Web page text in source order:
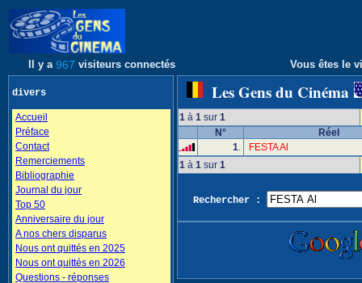
Il y a 967 visiteurs connectés Vous êtes le
divers
Accueil
Préface
Contact
Remerciements
Bibliographie
Journal du jour
Top 50
Anniversaire du jour
A nos chers disparus
Nous ont quittés en 2025
Nous ont quittés en 2026
Questions - réponses
Les Gens du Cinéma
1 à 1 sur 1
N°
Réel
1.
FESTA Al
1 à 1 sur 1
Rechercher :